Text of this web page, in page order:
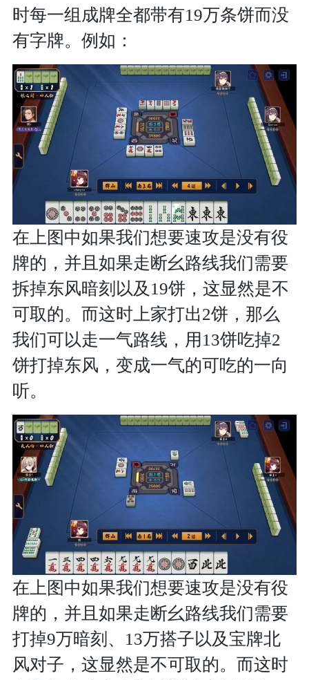
时每一组成牌全都带有19万条饼而没
有字牌。例如：
在上图中如果我们想要速攻是没有役
牌的，并且如果走断幺路线我们需要
拆掉东风暗刻以及19饼，这显然是不
可取的。而这时上家打出2饼，那么
我们可以走一气路线，用13饼吃掉2
饼打掉东风，变成一气的可吃的一向
听。
在上图中如果我们想要速攻是没有役
牌的，并且如果走断幺路线我们需要
打掉9万暗刻、13万搭子以及宝牌北
风对子，这显然是不可取的。而这时